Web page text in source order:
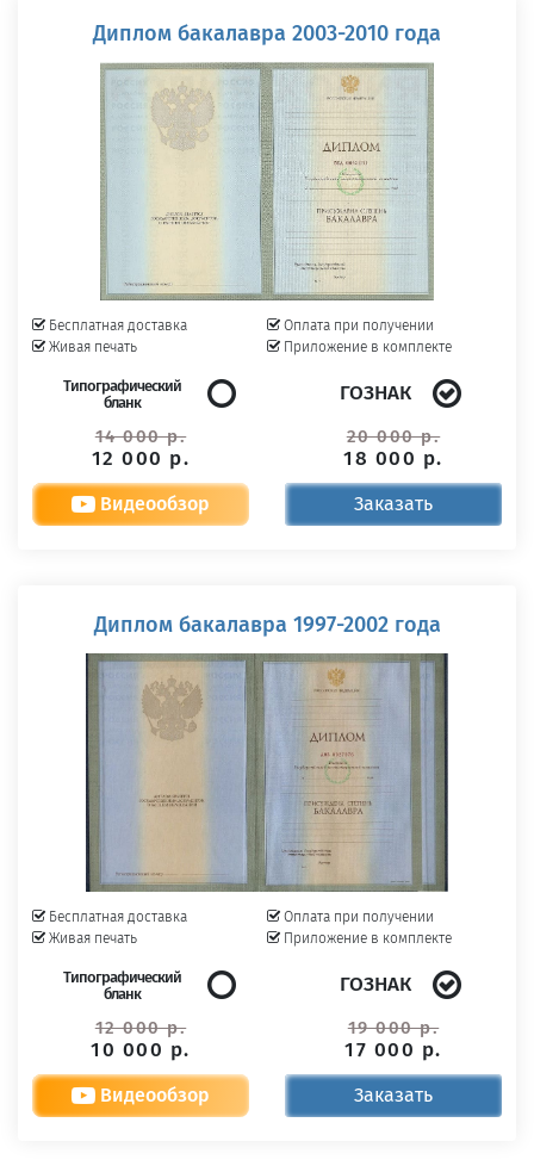
Диплом бакалавра 2003-2010 года
Бесплатная доставка
Живая печать
Оплата при получении
Приложение в комплекте
Типографический
бланк
14 000 р.
12 000 р.
ГОЗНАК
20 000 р.
18 000 р.
Видеообзор Заказать
Диплом бакалавра 1997-2002 года
Бесплатная доставка
Живая печать
Оплата при получении
Приложение в комплекте
Типографический
бланк
12 000 р.
10 000 р.
ГОЗНАК
19 000 р.
17 000 р.
Видеообзор Заказать